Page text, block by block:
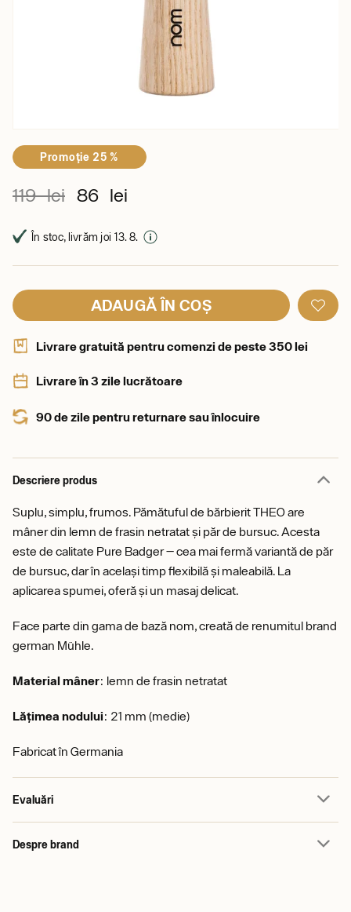
Promoţie 25 %
119 lei 86 lei
În stoc, livrăm joi 13. 8.
ADAUGĂ ÎN COȘ
Livrare gratuită pentru comenzi de peste 350 lei
Livrare în 3 zile lucrătoare
90 de zile pentru returnare sau înlocuire
Descriere produs
Suplu, simplu, frumos. Pămătuful de bărbierit THEO are
mâner din lemn de frasin netratat și păr de bursuc. Acesta
este de calitate Pure Badger — cea mai fermă variantă de păr
de bursuc, dar în același timp flexibilă și maleabilă. La
aplicarea spumei, oferă și un masaj delicat.
Face parte din gama de bază nom, creată de renumitul brand
german Mühle.
Material mâner: lemn de frasin netratat
Lățimea nodului: 21 mm (medie)
Fabricat în Germania
Evaluări
Despre brand